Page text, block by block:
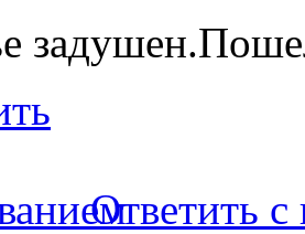
Ответить с